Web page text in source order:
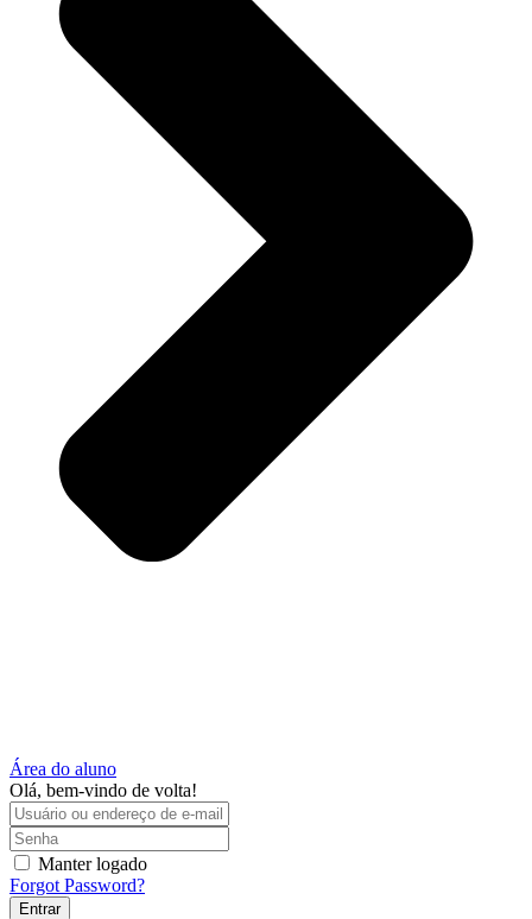
Área do aluno
Olá, bem-vindo de volta!
Manter logado
Forgot Password?
Entrar